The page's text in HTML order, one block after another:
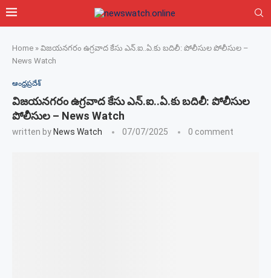
Home » విజయనగరం ఉగ్రవాద కేసు ఎన్.ఐ..ఏ.కు బదిలీ: పోలీసుల పోలీసుల –
News Watch
ఆంధ్రప్రదేశ్
విజయనగరం ఉగ్రవాద కేసు ఎన్.ఐ..ఏ.కు బదిలీ: పోలీసుల
పోలీసుల – News Watch
written by News Watch 07/07/2025 0 comment